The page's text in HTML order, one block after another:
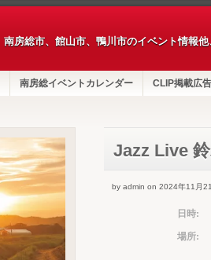
南房総市、館山市、鴨川市のイベント情報
南房総イベントカレンダー CLIP掲載広告
Jazz Live
by admin on 2024年11月
日時:
場所: